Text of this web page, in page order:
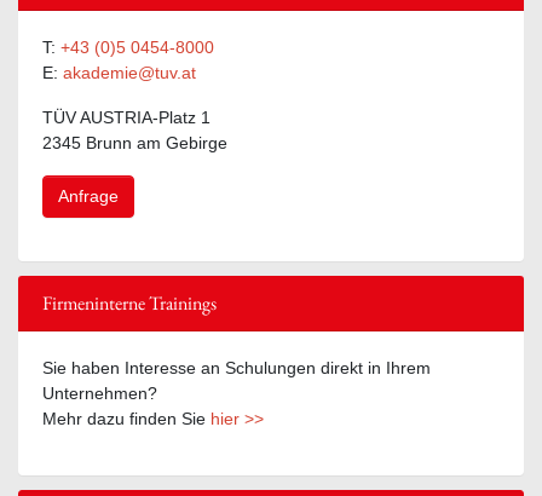
T: +43 (0)5 0454-8000
E: akademie@tuv.at
TÜV AUSTRIA-Platz 1
2345 Brunn am Gebirge
Anfrage
Firmeninterne Trainings
Sie haben Interesse an Schulungen direkt in Ihrem
Unternehmen?
Mehr dazu finden Sie hier >>